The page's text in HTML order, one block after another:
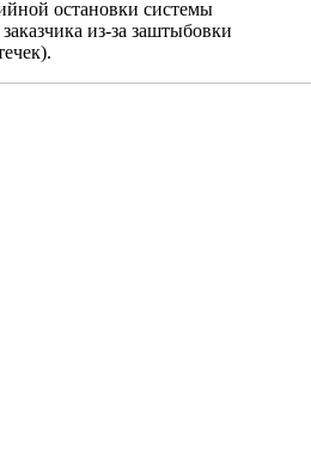
остановки системы
из-за заштыбовки